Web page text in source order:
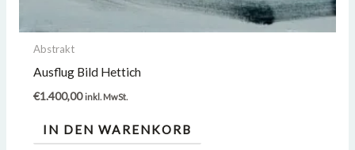
Abstrakt
Ausflug Bild Hettich
€1.400,00 inkl. MwSt.
IN DEN WARENKORB